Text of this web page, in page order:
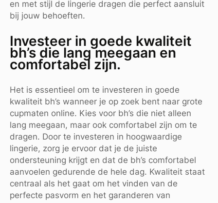
en met stijl de lingerie dragen die perfect aansluit
bij jouw behoeften.
Investeer in goede kwaliteit
bh’s die lang meegaan en
comfortabel zijn.
Het is essentieel om te investeren in goede
kwaliteit bh’s wanneer je op zoek bent naar grote
cupmaten online. Kies voor bh’s die niet alleen
lang meegaan, maar ook comfortabel zijn om te
dragen. Door te investeren in hoogwaardige
lingerie, zorg je ervoor dat je de juiste
ondersteuning krijgt en dat de bh’s comfortabel
aanvoelen gedurende de hele dag. Kwaliteit staat
centraal als het gaat om het vinden van de
perfecte pasvorm en het garanderen van